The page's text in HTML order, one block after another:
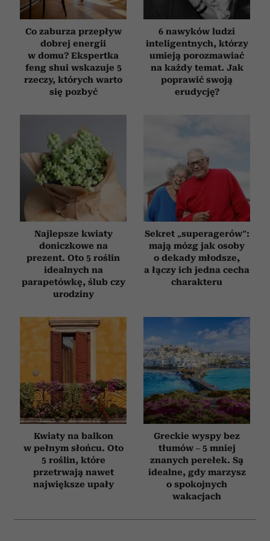
korzystania z ich usług.
Co zaburza przepływ
dobrej energii
w domu? Ekspertka
feng shui wskazuje 5
rzeczy, których warto
się pozbyć
6 nawyków ludzi
inteligentnych, którzy
umieją porozmawiać
na każdy temat. Jak
poprawić swoją
erudycję?
Najlepsze kwiaty
doniczkowe na
prezent. Oto 5 roślin
idealnych na
parapetówkę, ślub czy
urodziny
Sekret „superagerów”:
mają mózg jak osoby
o dekady młodsze,
a łączy ich jedna cecha
charakteru
Kwiaty na balkon
w pełnym słońcu. Oto
5 roślin, które
przetrwają nawet
największe upały
Greckie wyspy bez
tłumów – 5 mniej
znanych perełek. Są
idealne, gdy marzysz
o spokojnych
wakacjach